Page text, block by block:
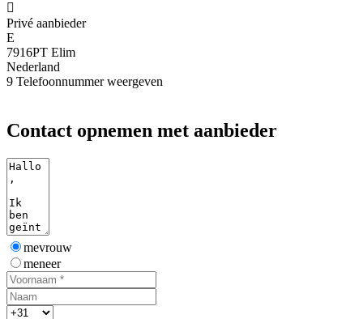

Privé aanbieder
E
7916PT Elim
Nederland
9 Telefoonnummer weergeven
Contact opnemen met aanbieder
mevrouw
meneer